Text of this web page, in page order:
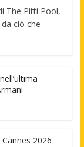
The Pitti Pool,
ciò che
2026